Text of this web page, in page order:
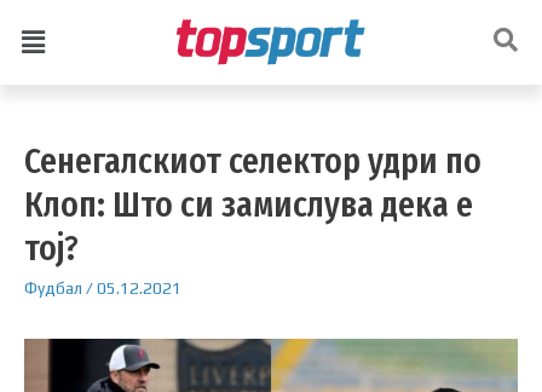
Сенегалскиот селектор удри по
Клоп: Што си замислува дека е
тој?
Фудбал /05.12.2021